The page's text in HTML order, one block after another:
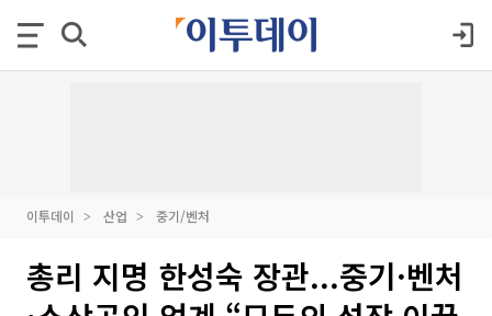
이투데이 산업 중기/벤처
총리 지명 한성숙 장관...중기·벤처